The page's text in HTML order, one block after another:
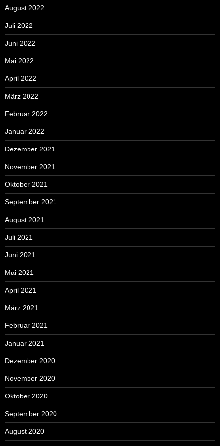
August 2022
Juli 2022
Juni 2022
Mai 2022
April 2022
März 2022
Februar 2022
Januar 2022
Dezember 2021
November 2021
Oktober 2021
September 2021
August 2021
Juli 2021
Juni 2021
Mai 2021
April 2021
März 2021
Februar 2021
Januar 2021
Dezember 2020
November 2020
Oktober 2020
September 2020
August 2020